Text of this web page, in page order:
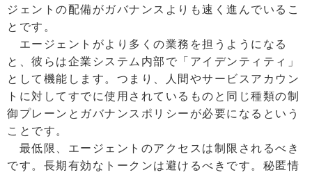
ジェントの配備がガバナンスよりも速く進んでいるこ
とです。
エージェントがより多くの業務を担うようになる
と、彼らは企業システム内部で「アイデンティティ」
として機能します。つまり、人間やサービスアカウン
トに対してすでに使用されているものと同じ種類の制
御プレーンとガバナンスポリシーが必要になるという
ことです。
最低限、エージェントのアクセスは制限されるべき
です。長期有効なトークンは避けるべきです。秘匿情